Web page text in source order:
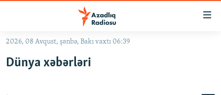
Əsas
qayıt
#İZAHLA
2026, 08 Avqust, şənbə, Bakı vaxtı 06:39
Dünya xəbərləri